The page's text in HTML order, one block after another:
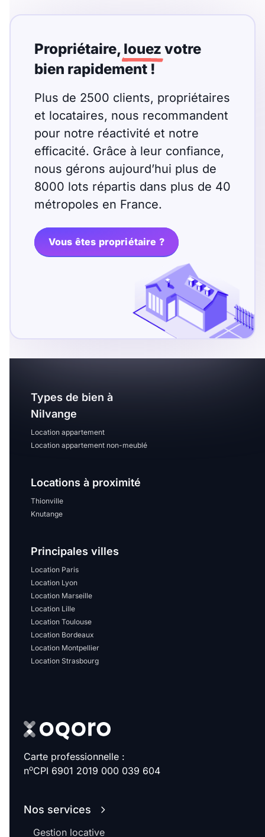
T10 T11 T12
T15
Superficie
m2
m2
Nombre de chambres
disponibles
chambres
disponibles
Ascenseur Gardien
Local à vélo
Mettre en avant les
Propriétaire, louez votre
bien rapidement !
Plus de 2500 clients, propriétaires
et locataires, nous recommandent
pour notre réactivité et notre
efficacité. Grâce à leur confiance,
nous gérons aujourd’hui plus de
8000 lots répartis dans plus de 40
métropoles en France.
Vous êtes propriétaire ?
Types de bien à
Nilvange
Location appartement
Location appartement non-meublé
Locations à proximité
Thionville
Knutange
Principales villes
Location Paris
Location Lyon
Location Marseille
Location Lille
Location Toulouse
Location Bordeaux
Location Montpellier
Location Strasbourg
Carte professionnelle :
noCPI 6901 2019 000 039 604
Nos services
Gestion locative